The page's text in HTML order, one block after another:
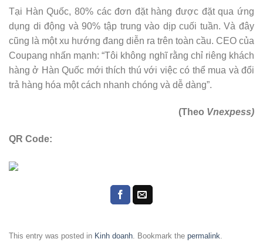
Tại Hàn Quốc, 80% các đơn đặt hàng được đặt qua ứng
dụng di động và 90% tập trung vào dịp cuối tuần. Và đây
cũng là một xu hướng đang diễn ra trên toàn cầu. CEO của
Coupang nhấn mạnh: “Tôi không nghĩ rằng chỉ riêng khách
hàng ở Hàn Quốc mới thích thú với việc có thể mua và đổi
trả hàng hóa một cách nhanh chóng và dễ dàng”.
(Theo Vnexpess)
QR Code:
This entry was posted in Kinh doanh . Bookmark the permalink